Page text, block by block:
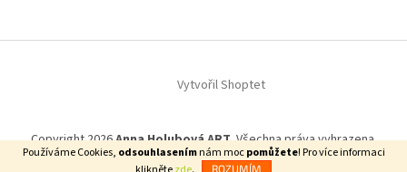
Používáme Cookies, odsouhlasenímnám mocpomůžete! Pro více informaci
ROZUMÍM
Vytvořil Shoptet
Copyright 2026Anna Holubová ART. Všechna práva vyhrazena.